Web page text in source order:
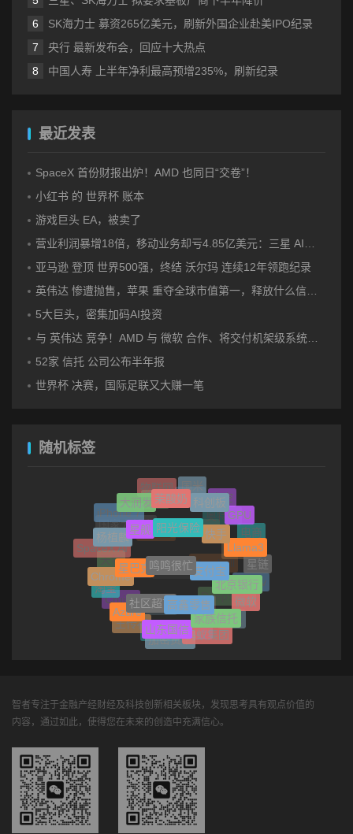
SK海力士 募资265亿美元，刷新外国企业赴美IPO纪录
央行 最新发布会，回应十大热点
中国人寿 上半年净利最高预增235%，刷新纪录
最近发表
SpaceX 首份财报出炉！AMD 也同日“交卷”！
小红书 的 世界杯 账本
游戏巨头 EA，被卖了
营业利润暴增18倍，移动业务却亏4.85亿美元：三星 AI红利的另一面
亚马逊 登顶 世界500强，终结 沃尔玛 连续12年领跑纪录
英伟达 惨遭抛售，苹果 重夺全球市值第一，释放什么信号？
5大巨头，密集加码AI投资
与 英伟达 竞争！AMD 与 微软 合作、将交付机架级系统Helios
52家 信托 公司公布半年报
世界杯 决赛，国际足联又大赚一笔
随机标签
AMD
角川
物联网
国米
太空
奥特曼
喜马拉雅
董宇辉
国家大基金
iPhone 7
大润发
茉酸奶 科创板
GPU
电商
Manus
Marshall
iOS17.5
风投
天猫
SpaceX AI
杨植麟
星舰 阳光保险
快手
Llama3
星链
Fiserv
DeepSeek
幸福人寿
星竞威武
Cruise
淘宝
Chrome
星巴克鸣鸣很忙
支付宝
北京银行
微软
农业
港口
朱新礼
王传福
Azure
社区超市高鑫零售
家族信托
蚂蚁集团
加密货币
山东国信
智者专注于金融产经财经及科技创新相关板块，发现思考具有观点价值的
内容，通过如此，使得您在未来的创造中充满信心。